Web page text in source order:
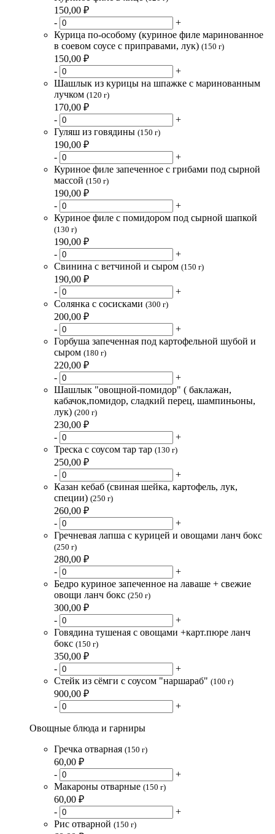
150,00 ₽
-
+
Курица по-особому (куриное филе маринованное
в соевом соусе с приправами, лук) (150 г)
150,00 ₽
-
+
Шашлык из курицы на шпажке с маринованным
лучком (120 г)
170,00 ₽
-
+
Гуляш из говядины (150 г)
190,00 ₽
-
+
Куриное филе запеченное с грибами под сырной
массой (150 г)
190,00 ₽
-
+
Куриное филе с помидором под сырной шапкой
(130 г)
190,00 ₽
-
+
Свинина с ветчиной и сыром (150 г)
190,00 ₽
-
+
Солянка с сосисками (300 г)
200,00 ₽
-
+
Горбуша запеченная под картофельной шубой и
сыром (180 г)
220,00 ₽
-
+
Шашлык "овощной-помидор" ( баклажан,
кабачок,помидор, сладкий перец, шампиньоны,
лук) (200 г)
230,00 ₽
-
+
Треска с соусом тар тар (130 г)
250,00 ₽
-
+
Казан кебаб (свиная шейка, картофель, лук,
специи) (250 г)
260,00 ₽
-
+
Гречневая лапша с курицей и овощами ланч бокс
(250 г)
280,00 ₽
-
+
Бедро куриное запеченное на лаваше + свежие
овощи ланч бокс (250 г)
300,00 ₽
-
+
Говядина тушеная с овощами +карт.пюре ланч
бокс (150 г)
350,00 ₽
-
+
Стейк из сёмги с соусом "наршараб" (100 г)
900,00 ₽
-
+
Овощные блюда и гарниры
Гречка отварная (150 г)
60,00 ₽
-
+
Макароны отварные (150 г)
60,00 ₽
-
+
Рис отварной (150 г)